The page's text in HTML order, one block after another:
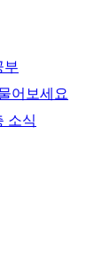
부
어보세요
소식